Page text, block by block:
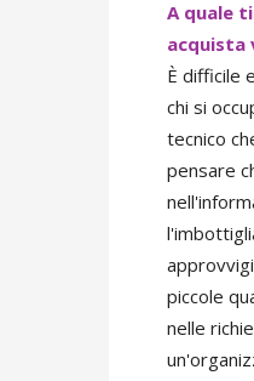
A quale
acquista
È difficile
chi si
tecnico
pensare
piccole
nelle